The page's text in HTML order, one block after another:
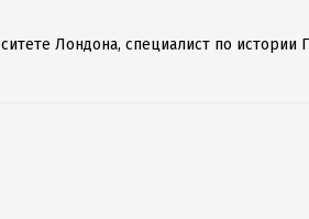
Лондона, специалист по истории